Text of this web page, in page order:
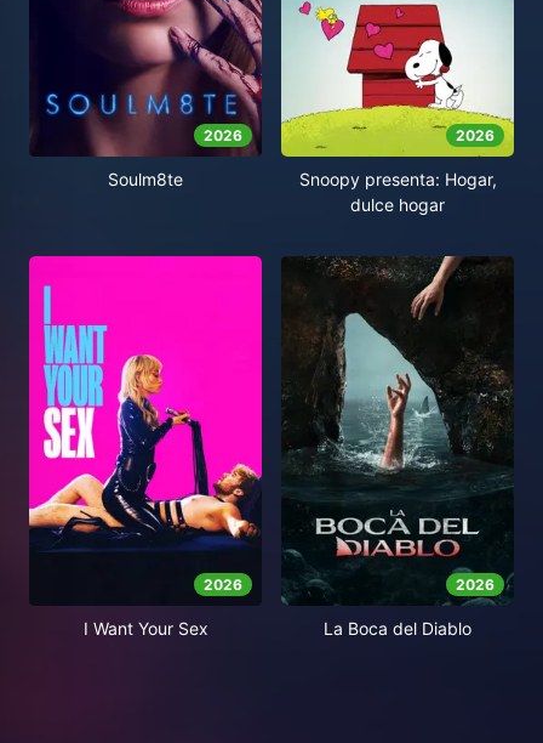
2026
Soulm8te
2026
Snoopy presenta: Hogar,
dulce hogar
2026
I Want Your Sex
2026
La Boca del Diablo